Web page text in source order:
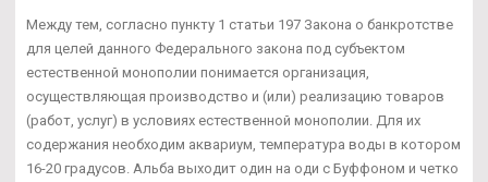
Между тем, согласно пункту 1 статьи 197 Закона о банкротстве
для целей данного Федерального закона под субъектом
естественной монополии понимается организация,
осуществляющая производство и (или) реализацию товаров
(работ, услуг) в условиях естественной монополии. Для их
содержания необходим аквариум, температура воды в котором
16-20 градусов. Альба выходит один на оди с Буффоном и четко